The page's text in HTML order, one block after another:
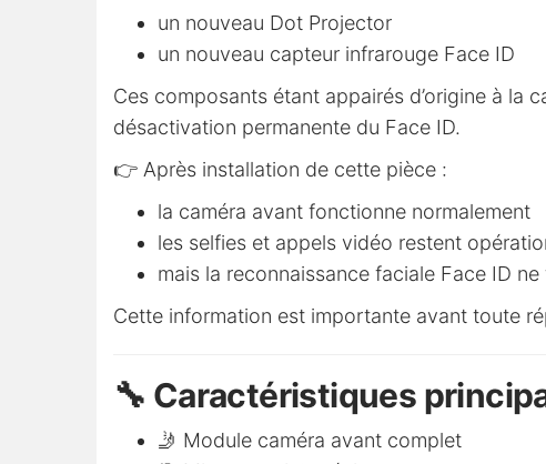
un nouveau Dot Projector
un nouveau capteur infrarouge Face ID
Ces composants étant appairés d’origine à la
désactivation permanente du Face ID.
👉 Après installation de cette pièce :
la caméra avant fonctionne normalement
les selfies et appels vidéo restent
mais la reconnaissance faciale Face ID
Cette information est importante avant toute
🔧 Caractéristiques
🤳 Module caméra avant complet